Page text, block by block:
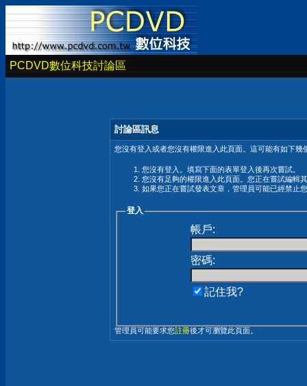
PCDVD數位科技討論區
討論區訊息
您沒有登入或者您沒有權限進入此頁面。這可能有如下幾
您沒有登入。填寫下面的表單登入後再次嘗試。
您沒有足夠的權限進入此頁面。您正在嘗試編輯
如果您正在嘗試發表文章，管理員可能已經禁止
登入
帳戶:
密碼:
記住我?
管理員可能要求您註冊後才可瀏覽此頁面。